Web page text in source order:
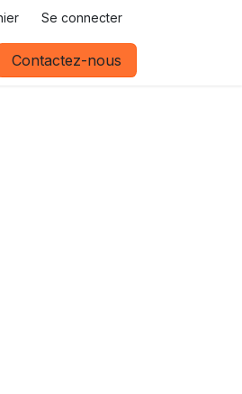
Se connecter
Contactez-nous